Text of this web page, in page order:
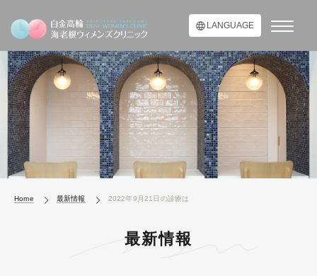
LANGUAGE
Home 最新情報 2022年9月21日の診療は
最新情報